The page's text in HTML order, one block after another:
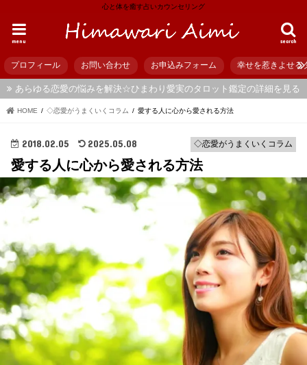
心と体を癒す占いカウンセリング
search
menu
プロフィール お問い合わせ お申込みフォーム 幸せを惹きよせる
あらゆる恋愛の悩みを解決☆ひまわり愛実のタロット鑑定の詳細を見る
HOME ◇恋愛がうまくいくコラム 愛する人に心から愛される方法
◇恋愛がうまくいくコラム
2018.02.05 2025.05.08
愛する人に心から愛される方法